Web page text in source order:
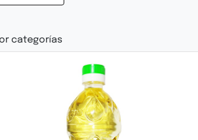
categorías